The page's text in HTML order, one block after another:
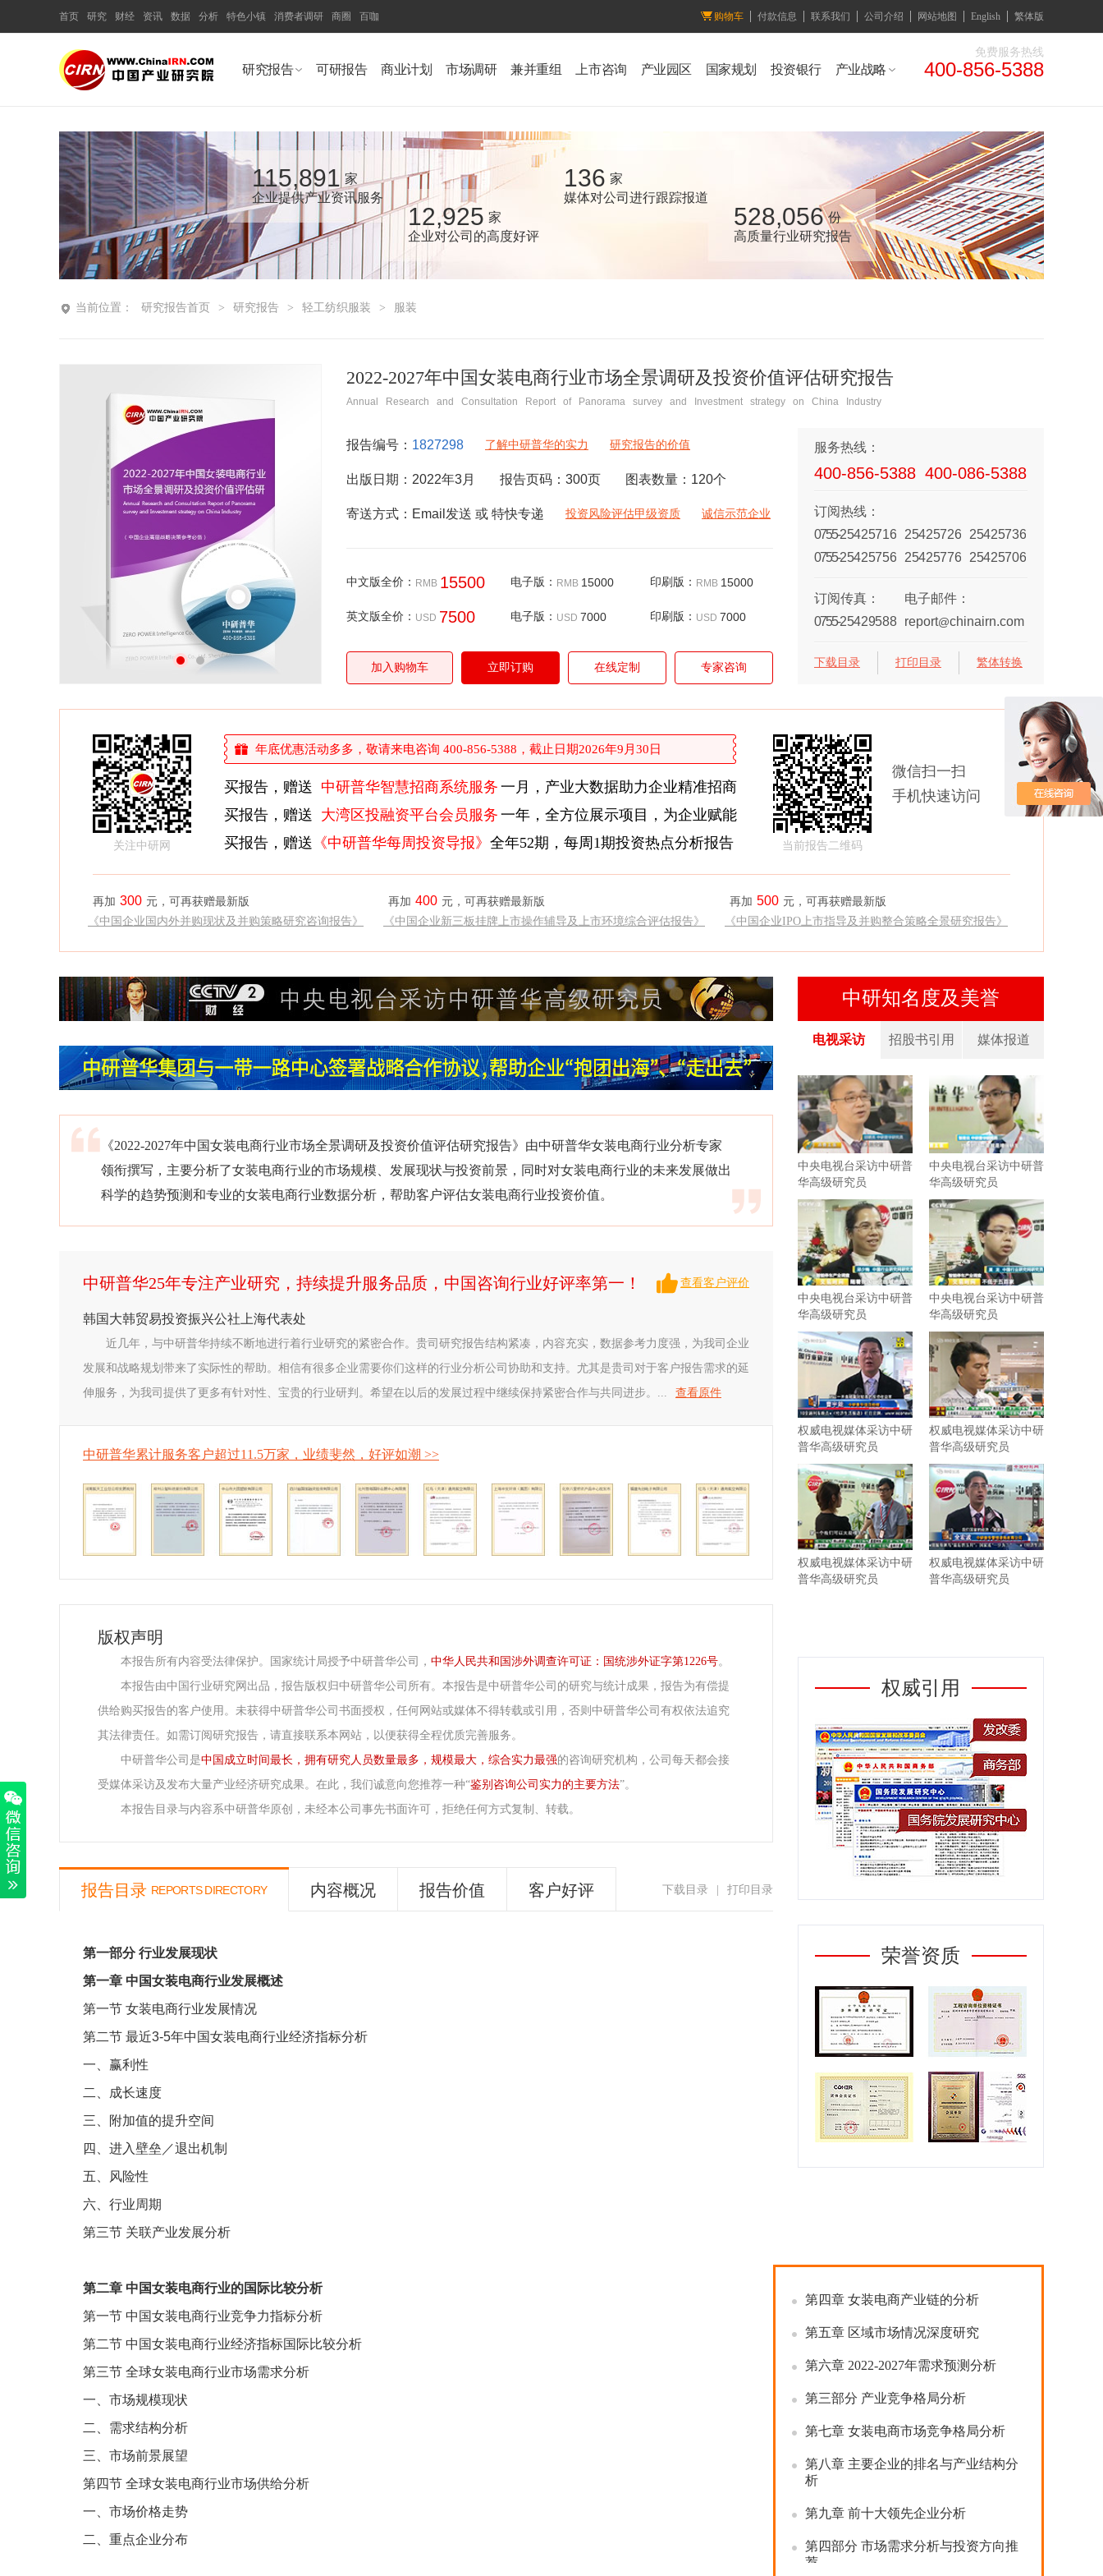
首页 研究 财经 资讯 数据 分析 特色小镇 消费者调研 商圈 百咖 购物车 付款信息 联系我们 公司介绍 网站地图 English 繁体版
研究报告 可研报告 商业计划 市场调研 兼并重组 上市咨询 产业园区 国家规划 投资银行 产业战略
免费服务热线
400-856-5388
115,891 家
企业提供产业资讯服务
12,925 家
企业对公司的高度好评
136 家
媒体对公司进行跟踪报道
528,056 份
高质量行业研究报告
当前位置： 研究报告首页 > 研究报告 > 轻工纺织服装 > 服装
2022-2027年中国女装电商行业市场全景调研及投资价值评估研究报告
Annual Research and Consultation Report of Panorama survey and Investment strategy on China Industry
报告编号： 1827298 了解中研普华的实力 研究报告的价值
出版日期： 2022年3月 报告页码： 300页 图表数量： 120个
寄送方式： Email 发送 或 特快专递 投资风险评估甲级资质 诚信示范企业
中文版全价： RMB 15500 电子版： RMB 15000 印刷版： RMB 15000
英文版全价： USD 7500 电子版： USD 7000 印刷版： USD 7000
加入购物车 立即订购 在线定制 专家咨询
服务热线：
400-856-5388 400-086-5388
订阅热线：
0755-25425716 25425726
25425736
0755-25425756 25425776 25425706
订阅传真：
0755-25429588
电子邮件：
report@chinairn.com
下载目录 打印目录 繁体转换
关注中研网
年底优惠活动多多，敬请来电咨询 400-856-5388，截止日期2026年9月30日
买报告，赠送 中研普华智慧招商系统服务 一月，产业大数据助力企业精准招商
买报告，赠送 大湾区投融资平台会员服务 一年，全方位展示项目，为企业赋能
买报告，赠送 《中研普华每周投资导报》 全年52期，每周1期投资热点分析报告
再加 300 元，可再获赠最新版
《中国企业国内外并购现状及并购策略研究咨询报告》
再加 400 元，可再获赠最新版
《中国企业新三板挂牌上市操作辅导及上市环境综合评估报告》
再加 500 元，可再获赠最新版
《中国企业IPO上市指导及并购整合策略全景研究报告》
当前报告二维码
微信扫一扫
手机快速访问
《2022-2027年中国女装电商行业市场全景调研及投资价值评估研究报告》由中研普华女装电商行业分析专家
领衔撰写，主要分析了女装电商行业的市场规模、发展现状与投资前景，同时对女装电商行业的未来发展做出
科学的趋势预测和专业的女装电商行业数据分析，帮助客户评估女装电商行业投资价值。
中研普华25年专注产业研究，持续提升服务品质，中国咨询行业好评率第一！ 查看客户评价
韩国大韩贸易投资振兴公社上海代表处
近几年，与中研普华持续不断地进行着行业研究的紧密合作。贵司研究报告结构紧凑，内容充实，数据参考力度强，为我司企业
发展和战略规划带来了实际性的帮助。相信有很多企业需要你们这样的行业分析公司协助和支持。尤其是贵司对于客户报告需求的延
伸服务，为我司提供了更多有针对性、宝贵的行业研判。希望在以后的发展过程中继续保持紧密合作与共同进步。...
查看原件
中研普华累计服务客户超过11.5万家，业绩斐然，好评如潮 >>
版权声明
本报告所有内容受法律保护。国家统计局授予中研普华公司， 中华人民共和国涉外调查许可证：国统涉外证字第1226号。
本报告由中国行业研究网出品，报告版权归中研普华公司所有。本报告是中研普华公司的研究与统计成果，报告为有偿提
供给购买报告的客户使用。未获得中研普华公司书面授权，任何网站或媒体不得转载或引用，否则中研普华公司有权依法追究
其法律责任。如需订阅研究报告，请直接联系本网站，以便获得全程优质完善服务。
中研普华公司是中国成立时间最长，拥有研究人员数量最多，规模最大，综合实力最强的咨询研究机构，公司每天都会接
受媒体采访及发布大量产业经济研究成果。在此，我们诚意向您推荐一种“鉴别咨询公司实力的主要方法”。
本报告目录与内容系中研普华原创，未经本公司事先书面许可，拒绝任何方式复制、转载。
报告目录 REPORTS DIRECTORY 内容概况 报告价值 客户好评 下载目录 打印目录
第一部分 行业发展现状
第一章 中国女装电商行业发展概述
第一节 女装电商行业发展情况
第二节 最近3-5年中国女装电商行业经济指标分析
一、赢利性
二、成长速度
三、附加值的提升空间
四、进入壁垒／退出机制
五、风险性
六、行业周期
第三节 关联产业发展分析
第二章 中国女装电商行业的国际比较分析
第一节 中国女装电商行业竞争力指标分析
第二节 中国女装电商行业经济指标国际比较分析
第三节 全球女装电商行业市场需求分析
一、市场规模现状
二、需求结构分析
三、市场前景展望
第四节 全球女装电商行业市场供给分析
一、市场价格走势
二、重点企业分布
第一部分 行业发展现状
第一章 中国女装电商行业发展概述
第二章 中国女装电商行业的国际比较
运行指标分析
第四章 女装电商产业链的分析
第五章 区域市场情况深度研究
第六章 2022-2027年需求预测分析
第三部分 产业竞争格局分析
第七章 女装电商市场竞争格局分析
第八章 主要企业的排名与产业结构分
析
第九章 前十大领先企业分析
第四部分 市场需求分析与投资方向推
荐
中研知名度及美誉
电视采访 招股书引用 媒体报道
中央电视台采访中研普
华高级研究员
中央电视台采访中研普
华高级研究员
中央电视台采访中研普
华高级研究员
中央电视台采访中研普
华高级研究员
权威电视媒体采访中研
普华高级研究员
权威电视媒体采访中研
普华高级研究员
权威电视媒体采访中研
普华高级研究员
权威电视媒体采访中研
普华高级研究员
权威引用
荣誉资质